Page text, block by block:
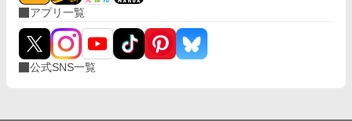
アプリ一覧
公式SNS一覧